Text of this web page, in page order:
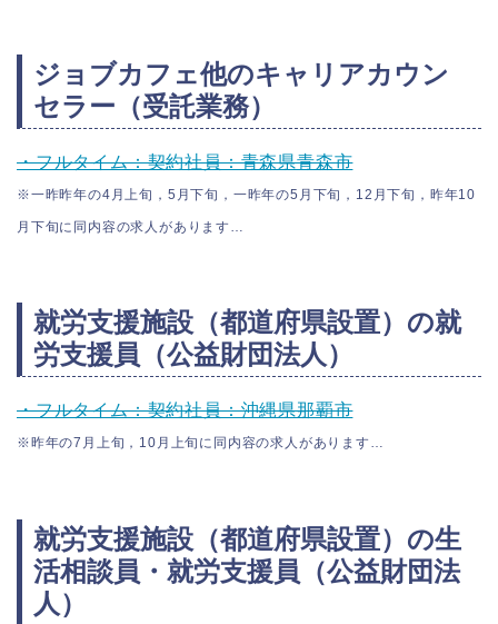
ジョブカフェ他のキャリアカウン
セラー（受託業務）
・フルタイム：契約社員：青森県青森市
※一昨昨年の4月上旬，5月下旬，一昨年の5月下旬，12月下旬，昨年10
月下旬に同内容の求人があります…
就労支援施設（都道府県設置）の就
労支援員（公益財団法人）
・フルタイム：契約社員：沖縄県那覇市
※昨年の7月上旬，10月上旬に同内容の求人があります…
就労支援施設（都道府県設置）の生
活相談員・就労支援員（公益財団法
人）